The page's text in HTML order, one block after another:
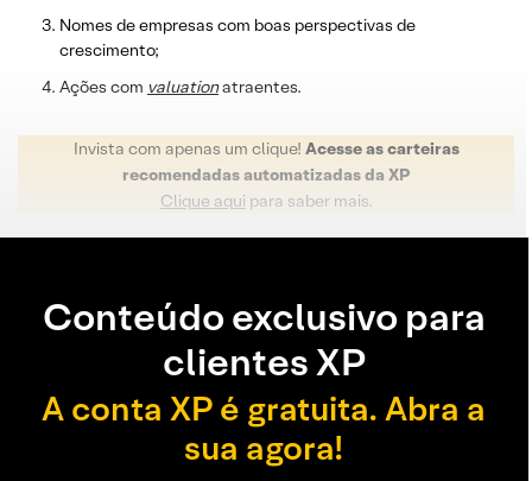
Nomes de empresas com boas perspectivas de
crescimento;
Ações com valuationatraentes.
Invista com apenas um clique! Acesse as carteiras
recomendadas automatizadas da XP
Clique aqui para saber mais.
Conteúdo exclusivo para
clientes XP
A conta XP é gratuita. Abra a
sua agora!